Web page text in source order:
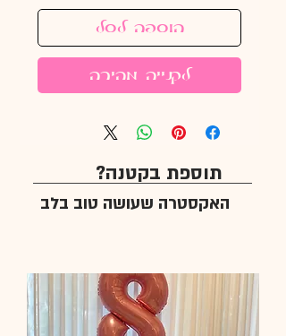
הוספה לסל
לקנייה מהירה
תוספת בקטנה?
האקסטרה שעושה טוב בלב